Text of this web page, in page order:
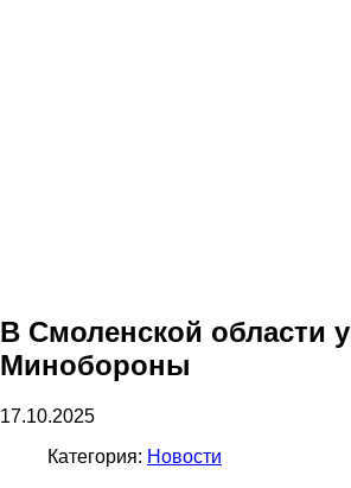
В Смоленской области
Минобороны
17.10.2025
Категория: Новости